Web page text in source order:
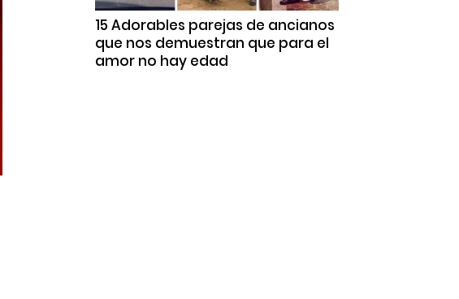
15 Adorables parejas de ancianos
que nos demuestran que para el
amor no hay edad